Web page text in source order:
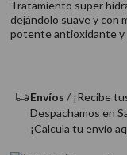
Tratamiento super
dejándolo suave y con
potente antioxidante
Envíos / ¡Recibe
Despachamos en
¡Calcula tu envío
9.
10. protector